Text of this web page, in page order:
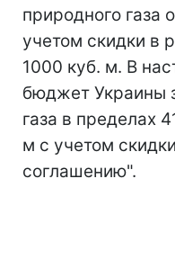
природного газа
учетом скидки в
1000 куб. м. В
бюджет Украины
газа в пределах
м с учетом
соглашению".